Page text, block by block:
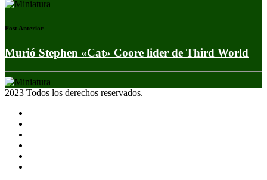
Post Anterior
Murió Stephen «Cat» Coore lider de Third World
2023 Todos los derechos reservados.